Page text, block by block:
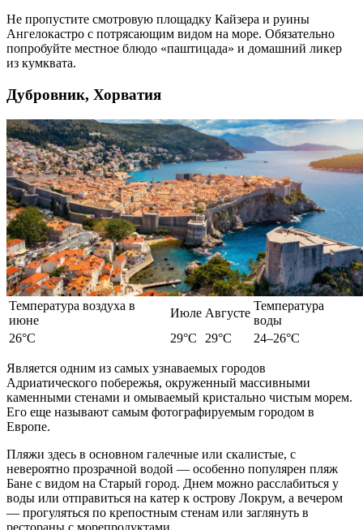
Не пропустите смотровую площадку Кайзера и руины
Ангелокастро с потрясающим видом на море. Обязательно
попробуйте местное блюдо «паштицада» и домашний ликер
из кумквата.
Дубровник, Хорватия
Температура воздуха в
июне
Июле Августе
Температура
воды
26°C
29°C 29°C 24–26°C
Является одним из самых узнаваемых городов
Адриатического побережья, окруженный массивными
каменными стенами и омываемый кристально чистым морем.
Его еще называют самым фотографируемым городом в
Европе.
Пляжи здесь в основном галечные или скалистые, с
невероятно прозрачной водой — особенно популярен пляж
Бане с видом на Старый город. Днем можно расслабиться у
воды или отправиться на катер к острову Локрум, а вечером
— прогуляться по крепостным стенам или заглянуть в
рестораны с морепродуктами.